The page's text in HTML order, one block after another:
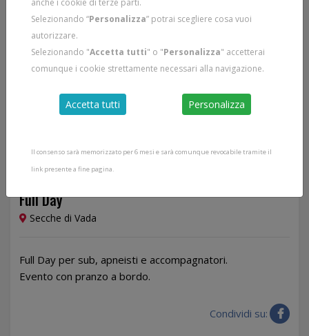
Full Day
Secche di Vada
Full Day per sub, apneisti e accompagnatori.
Evento con pranzo a bordo.
Condividi su:
anche i cookie di terze parti.
Selezionando “Personalizza” potrai scegliere cosa vuoi
autorizzare.
Selezionando "Accetta tutti" o "Personalizza" accetterai
comunque i cookie strettamente necessari alla navigazione.
Accetta tutti Personalizza
Il consenso sarà memorizzato per 6 mesi e sarà comunque revocabile tramite il
link presente a fine pagina.